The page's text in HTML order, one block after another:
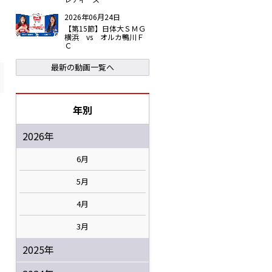
2026年06月24日
【第15節】日体大ＳＭＧ
横浜 vs オルカ鴨川Ｆ
Ｃ
最新の動画一覧へ
年別
2026年
6月
5月
4月
3月
2025年